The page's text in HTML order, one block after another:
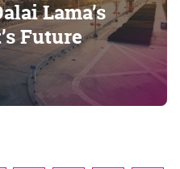
Lama’s
Future